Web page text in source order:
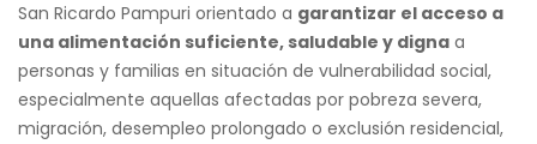
San Ricardo Pampuri orientado a garantizar el acceso a
una alimentación suficiente, saludable y digna a
personas y familias en situación de vulnerabilidad social,
especialmente aquellas afectadas por pobreza severa,
migración, desempleo prolongado o exclusión residencial,